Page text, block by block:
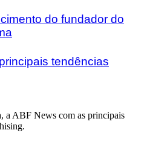
do fundador do
tendências
a ABF News com as principais